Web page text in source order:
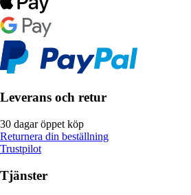
Leverans och retur
30 dagar öppet köp
Returnera din beställning
Trustpilot
Tjänster